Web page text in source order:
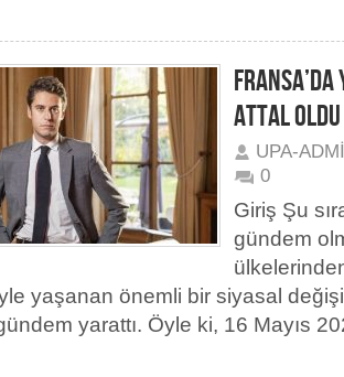
ATTAL OLDU
UPA-
0
Giriş Şu
gündem
yaşanan önemli bir siyasal
yarattı. Öyle ki, 16 Mayıs